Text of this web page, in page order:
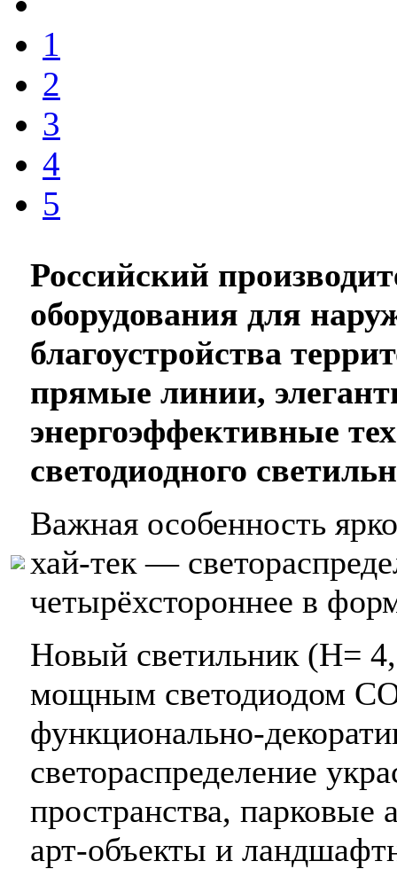
1
2
3
4
5
Российский
оборудования для
благоустройства
прямые линии,
энергоэффективные
светодиодного
Важная особенность
хай-тек —
четырёхстороннее в
Новый светильник (H=
мощным светодиодом
функционально-
светораспределение
пространства, парковые
арт-объекты и